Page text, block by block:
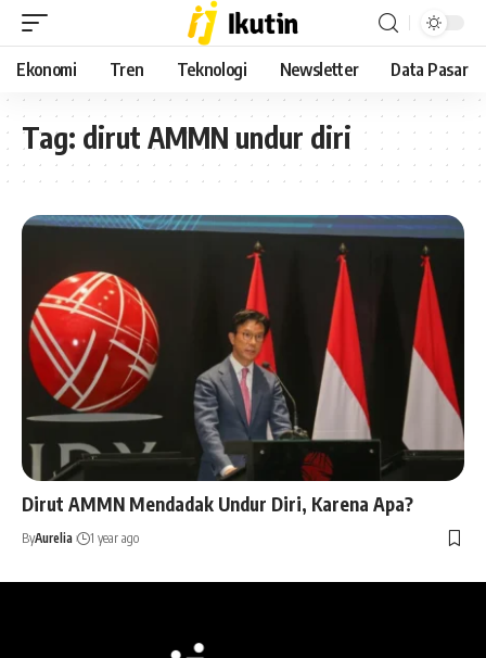
Ekonomi Tren Teknologi Newsletter Data Pasar
Tag: dirut AMMN undur diri
Dirut AMMN Mendadak Undur Diri, Karena Apa?
ByAurelia 1 year ago